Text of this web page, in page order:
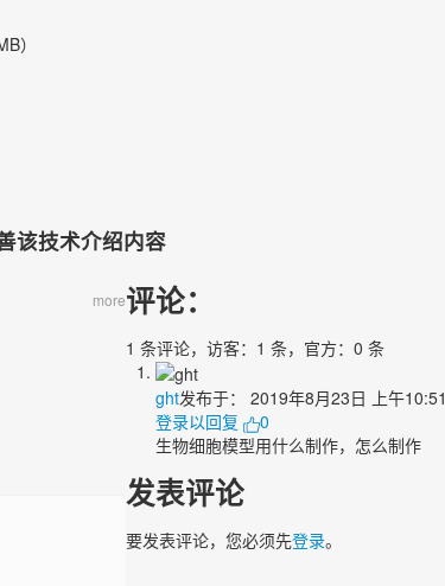
）
该技术介绍内容
more评论：
1 条评论，访客：1 条，官方：0 条
ght发布于： 2019年8月23日 上午10:51
登录以回复
0
生物细胞模型用什么制作，怎么制作
发表评论
要发表评论，您必须先登录。